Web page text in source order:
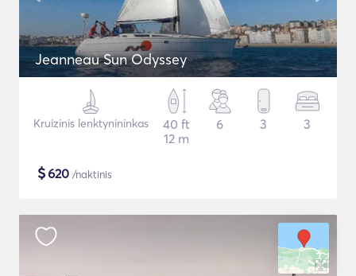
Jeanneau Sun Odyssey
Kruizinis lenktynininkas
40 ft
12 m
6 3 3
$620 /naktinis